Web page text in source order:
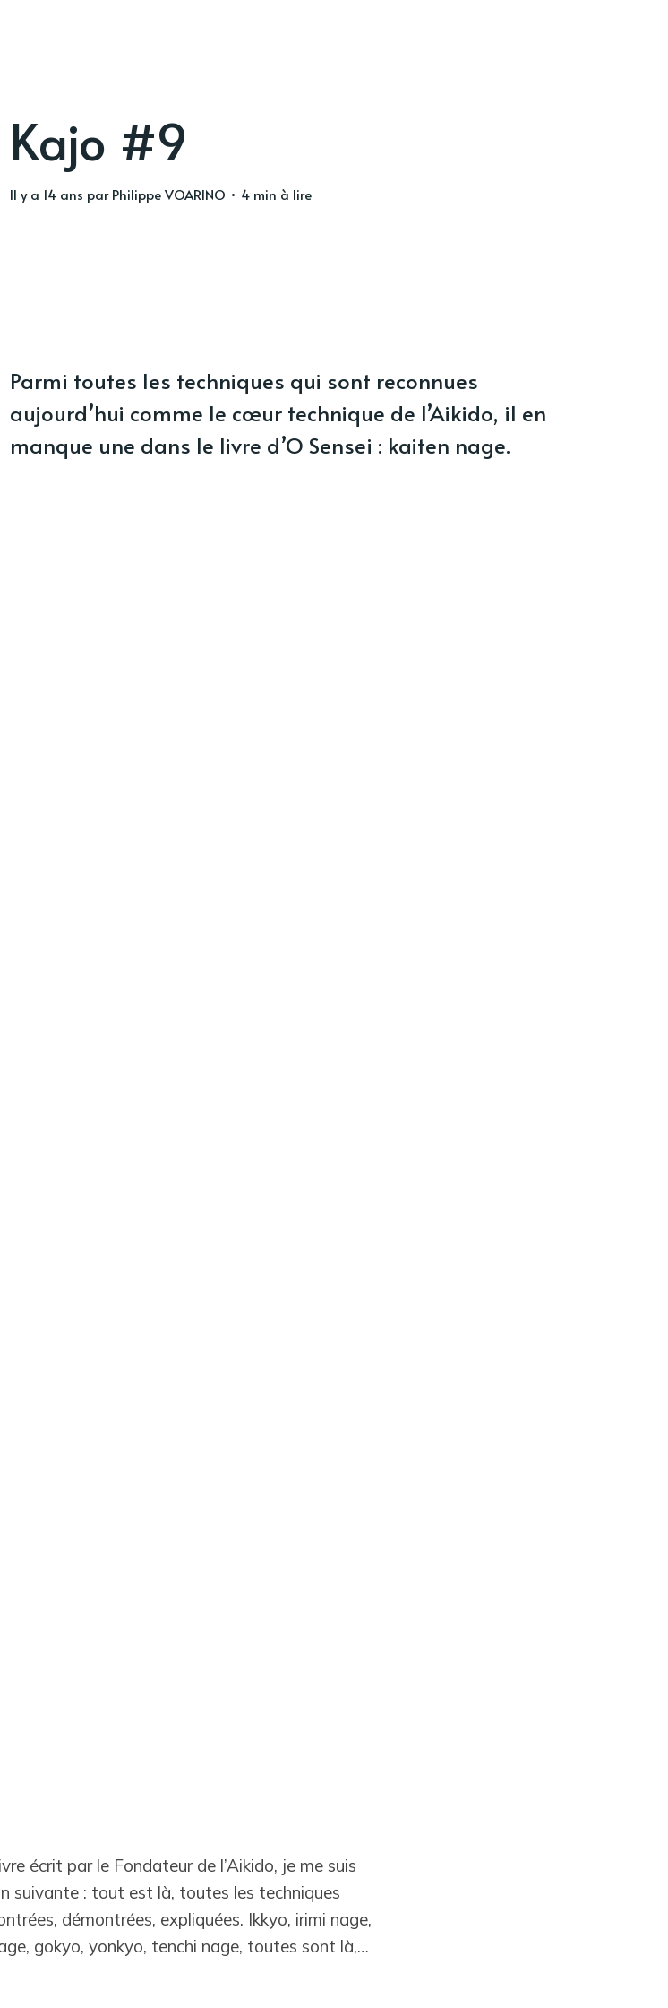
Kajo #9
il y a 14 ans parPhilippe VOARINO • 4 min à lire
Parmi toutes les techniques qui sont reconnues
aujourd’hui comme le cœur technique de l’Aikido, il en
manque une dans le livre d’O Sensei : kaiten nage.
écrit par le Fondateur de l’Aikido, je me suis
suivante : tout est là, toutes les techniques
démontrées, expliquées. Ikkyo, irimi nage,
gokyo, yonkyo, tenchi nage, toutes sont là,…